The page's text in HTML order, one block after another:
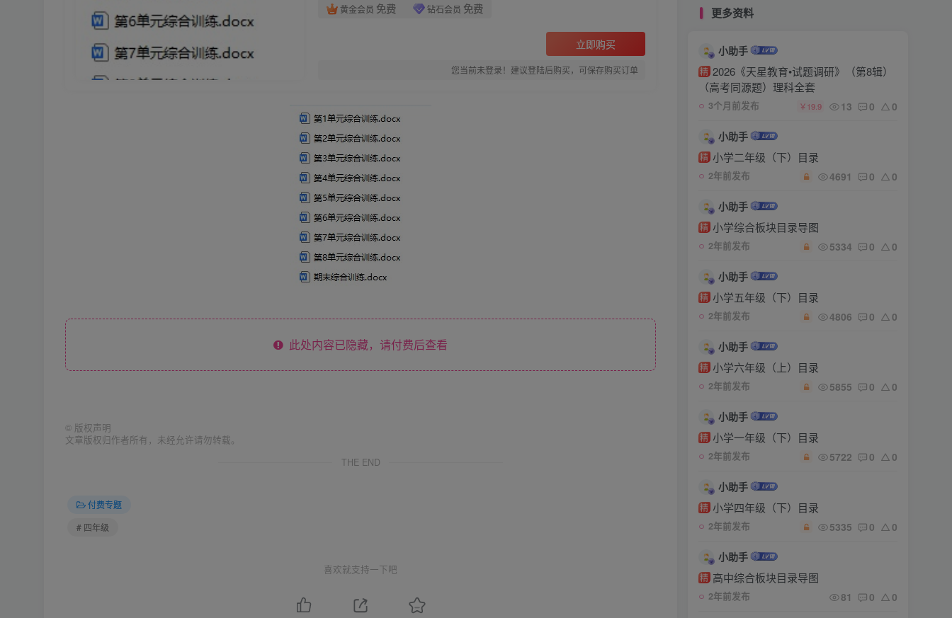
黄金会员 免费 钻石会员 免费
立即购买
您当前未登录！建议登陆后购买，可保存购买订单
此处内容已隐藏，请付费后查看
© 版权声明
文章版权归作者所有，未经允许请勿转载。
THE END
付费专题
# 四年级
喜欢就支持一下吧
更多资料
小助手
精 2026《天星教育•试题调研》（第8辑）
（高考同源题）理科全套
3个月前发布 ￥19.9 13 0 0
小助手
精 小学二年级（下）目录
2年前发布 4691 0 0
小助手
精 小学综合板块目录导图
2年前发布 5334 0 0
小助手
精 小学五年级（下）目录
2年前发布 4806 0 0
小助手
精 小学六年级（上）目录
2年前发布 5855 0 0
小助手
精 小学一年级（下）目录
2年前发布 5722 0 0
小助手
精 小学四年级（下）目录
2年前发布 5335 0 0
小助手
精 高中综合板块目录导图
2年前发布 81 0 0